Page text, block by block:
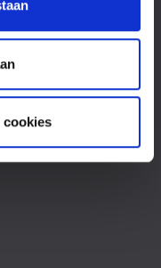
cookies